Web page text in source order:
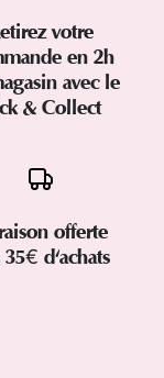
votre
en 2h
avec le
& Collect
offerte
35€ d'achats